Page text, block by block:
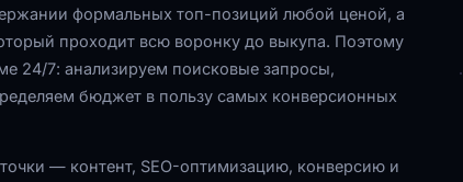
формальных топ-позиций любой ценой, а
проходит всю воронку до выкупа. Поэтому
24/7: анализируем поисковые запросы,
бюджет в пользу самых конверсионных
— контент, SEO-оптимизацию, конверсию и